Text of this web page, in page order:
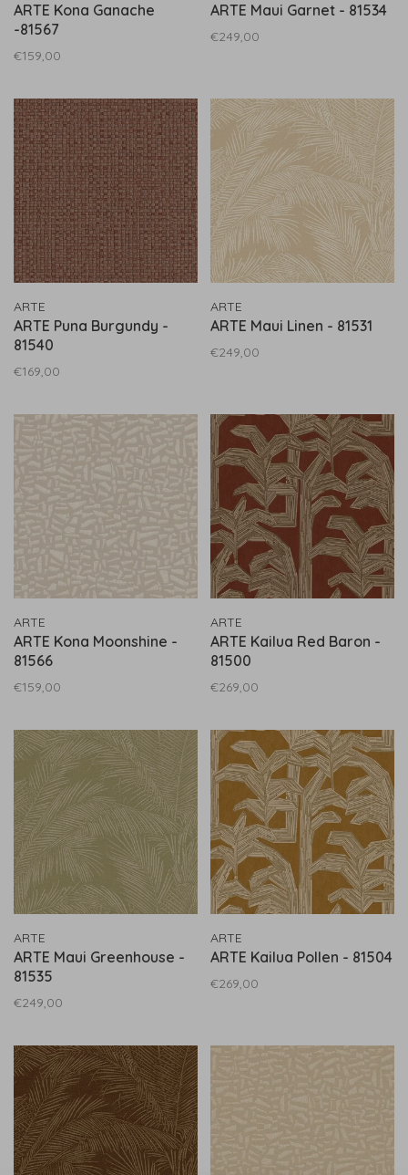
ARTE Kona Ganache
-81567
€159,00
ARTE Maui Garnet - 81534
€249,00
ARTE
ARTE Puna Burgundy -
81540
€169,00
ARTE
ARTE Maui Linen - 81531
€249,00
ARTE
ARTE Kona Moonshine -
81566
€159,00
ARTE
ARTE Kailua Red Baron -
81500
€269,00
ARTE
ARTE Maui Greenhouse -
81535
€249,00
ARTE
ARTE Kailua Pollen - 81504
€269,00